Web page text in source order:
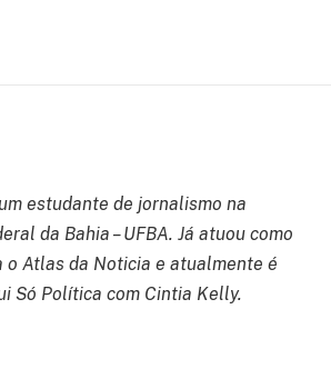
estudante de jornalismo na
da Bahia – UFBA. Já atuou como
o Atlas da Noticia e atualmente é
Só Política com Cintia Kelly.